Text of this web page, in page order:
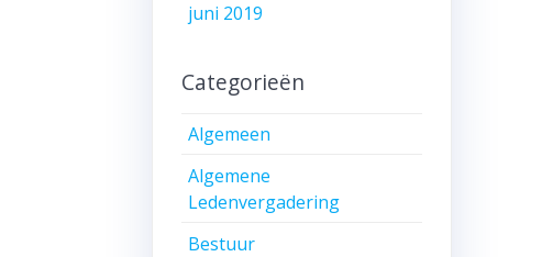
juni 2019
Categorieën
Algemeen
Algemene
Ledenvergadering
Bestuur